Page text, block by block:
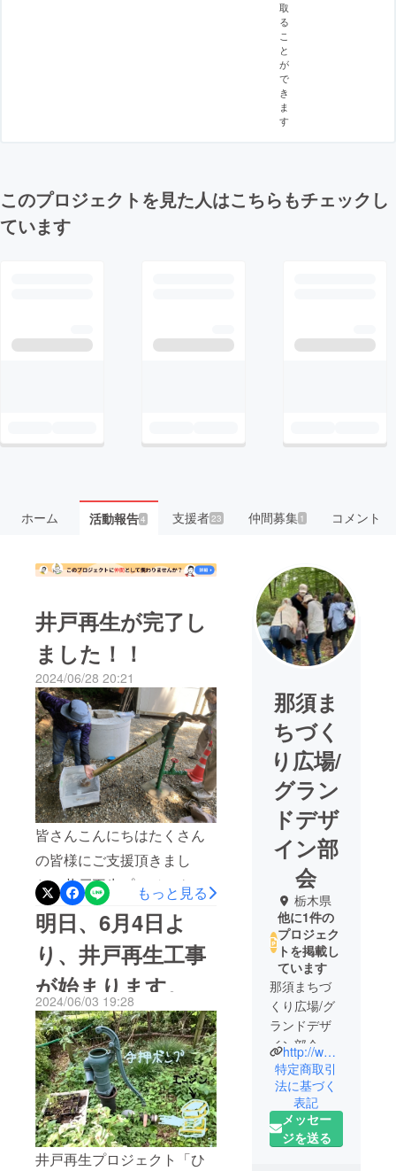
取
る
こ
と
が
で
き
ま
す
このプロジェクトを見た人はこちらもチェックし
ています
ホーム 活動報告4 支援者 23 仲間募集 1 コメント
井戸再生が完了し
ました！！
2024/06/28 20:21
皆さんこんにちはたくさん
の皆様にご支援頂きまし
た、井戸再生プロジェク
ト、「ひろばの泉」プロ
ジェクトは、予定通り工事
が完了し、井戸が再生致し
ました。！！！！ポンプが
新品のため、使い始めに、
パッキンの色に染まった水
が出ますが、しばらくする
と、色が消え、綺麗な水が
出てきます。今の季節、水
の冷たさが際立ちます。す
ぐにでも飲んでみたいとこ
もっと見る
明日、6月4日よ
り、井戸再生工事
が始まります。
2024/06/03 19:28
井戸再生プロジェクト「ひ
那須ま
ちづく
り広場/
グラン
ドデザ
イン部
会
栃木県
他に1件の
プロジェク
トを掲載し
ています
那須まちづ
くり広場/グ
ランドデザ
イン部会
は、環境共
生を目指
し、災害に
強いコミュ
ニティづく
http://www.nasuhiroba.com
特定商取引
法に基づく
表記
メッセー
ジを送る